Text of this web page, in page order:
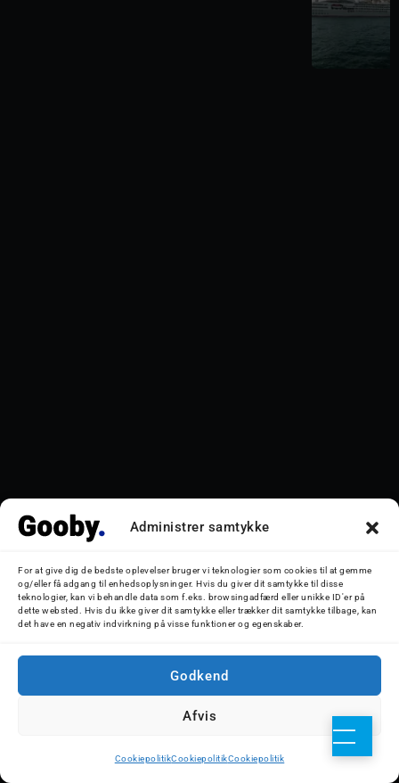
Administrer samtykke
For at give dig de bedste oplevelser bruger vi teknologier som cookies til at gemme
og/eller få adgang til enhedsoplysninger. Hvis du giver dit samtykke til disse
teknologier, kan vi behandle data som f.eks. browsingadfærd eller unikke ID'er på
dette websted. Hvis du ikke giver dit samtykke eller trækker dit samtykke tilbage, kan
det have en negativ indvirkning på visse funktioner og egenskaber.
Godkend
Afvis
CookiepolitikCookiepolitikCookiepolitik